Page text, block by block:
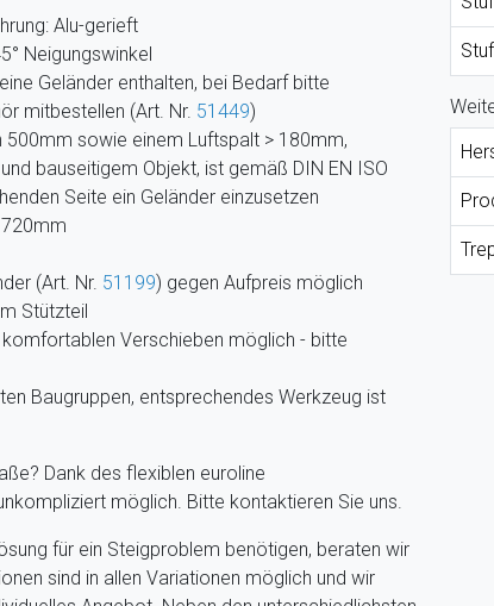
Alu-gerieft
Neigungswinkel
Geländer enthalten, bei Bedarf bitte
mitbestellen (Art. Nr. 51449)
500mm sowie einem Luftspalt > 180mm,
bauseitigem Objekt, ist gemäß DIN EN ISO
Seite ein Geländer einzusetzen
(Art. Nr. 51199) gegen Aufpreis möglich
Stützteil
Verschieben möglich - bitte
Baugruppen, entsprechendes Werkzeug ist
Dank des flexiblen euroline
möglich. Bitte kontaktieren Sie uns.
für ein Steigproblem benötigen, beraten wir
sind in allen Variationen möglich und wir